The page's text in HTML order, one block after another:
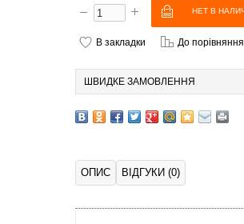
В закладки До порівняння
ШВИДКЕ ЗАМОВЛЕННЯ
ОПИС ВІДГУКИ (0)